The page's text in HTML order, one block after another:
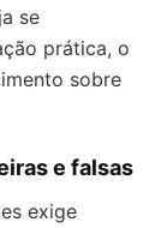
se
prática, o
sobre
e falsas
exige